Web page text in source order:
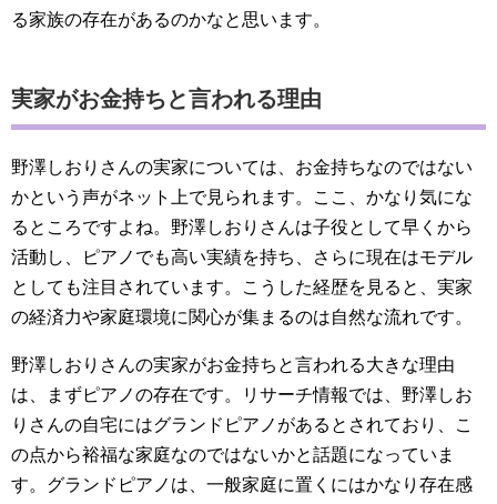
る家族の存在があるのかなと思います。
実家がお金持ちと言われる理由
野澤しおりさんの実家については、お金持ちなのではない
かという声がネット上で見られます。ここ、かなり気にな
るところですよね。野澤しおりさんは子役として早くから
活動し、ピアノでも高い実績を持ち、さらに現在はモデル
としても注目されています。こうした経歴を見ると、実家
の経済力や家庭環境に関心が集まるのは自然な流れです。
野澤しおりさんの実家がお金持ちと言われる大きな理由
は、まずピアノの存在です。リサーチ情報では、野澤しお
りさんの自宅にはグランドピアノがあるとされており、こ
の点から裕福な家庭なのではないかと話題になっていま
す。グランドピアノは、一般家庭に置くにはかなり存在感